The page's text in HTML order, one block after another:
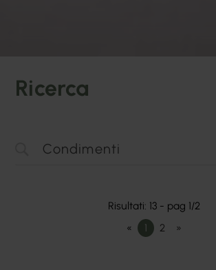
Ricerca
Risultati: 13 - pag 1/2
«
2 »